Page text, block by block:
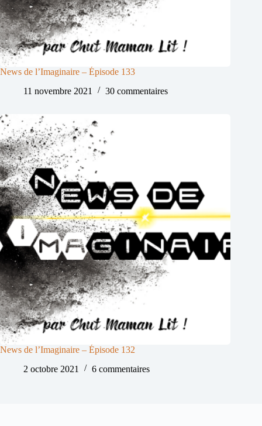
News de l’Imaginaire – Épisode 133
11 novembre 2021
30 commentaires
News de l’Imaginaire – Épisode 132
2 octobre 2021
6 commentaires